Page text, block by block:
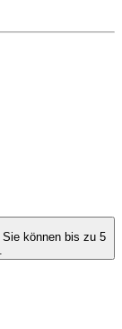
Sie können bis zu 5